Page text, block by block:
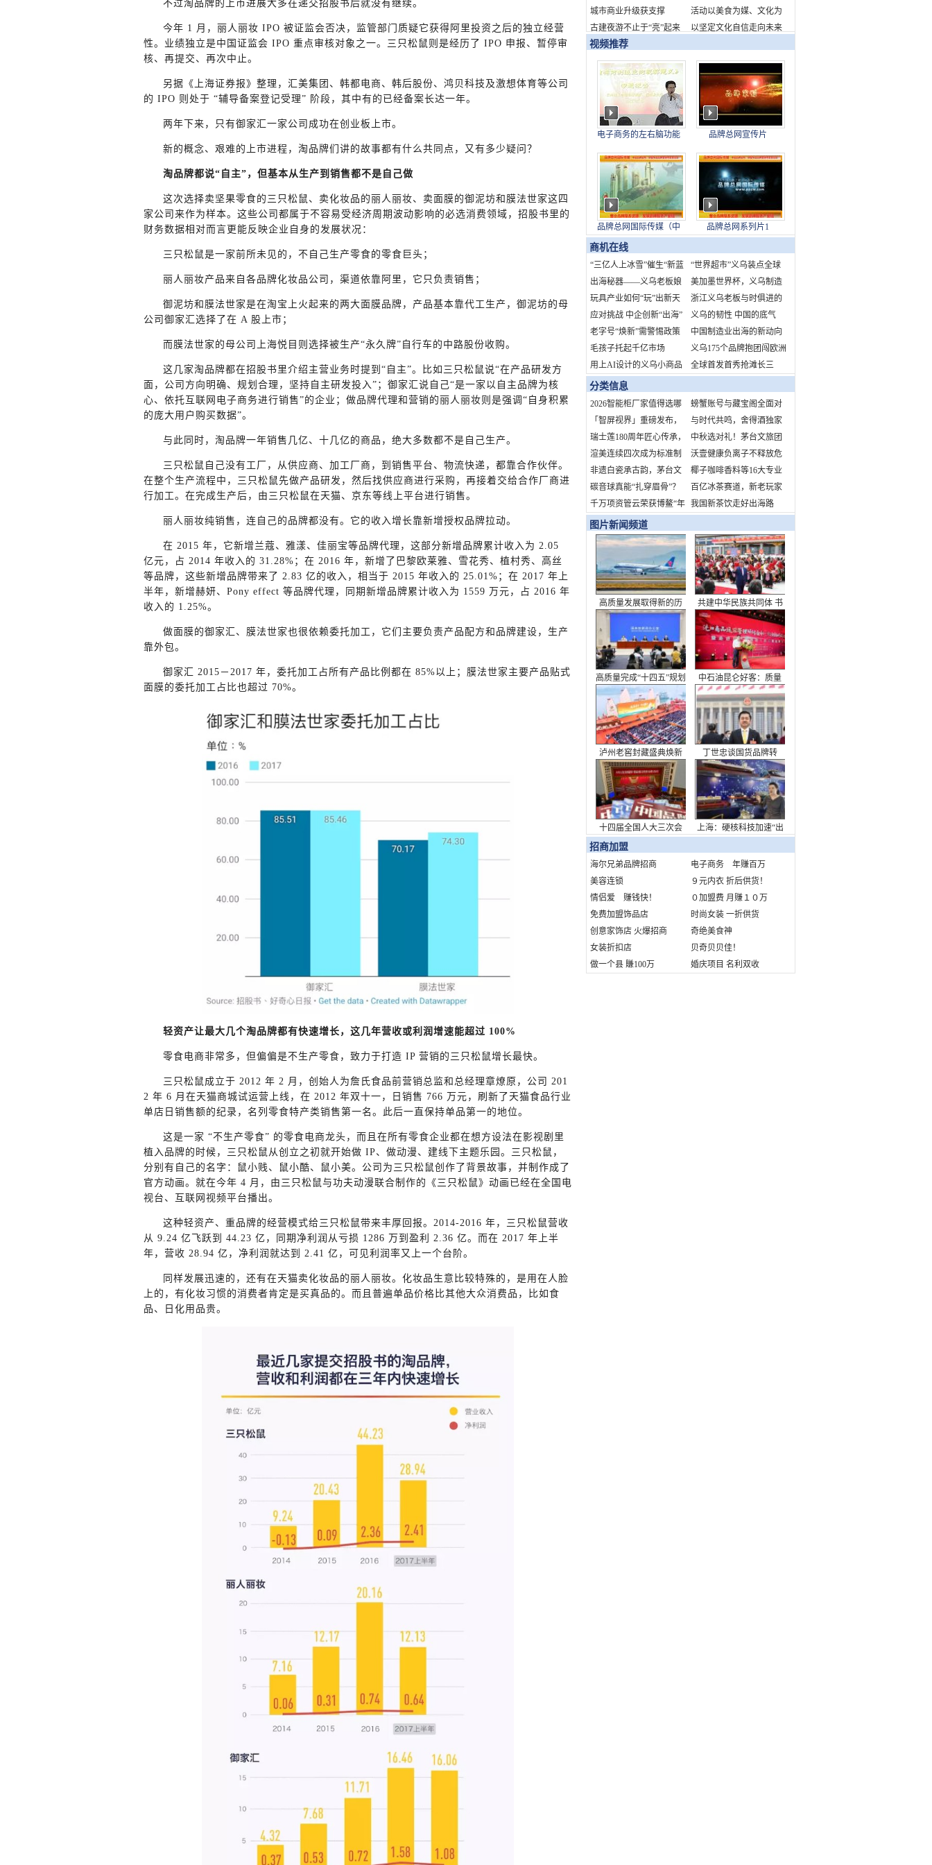
不过淘品牌的上市进展大多在递交招股书后就没有继续。
今年 1 月，丽人丽妆 IPO 被证监会否决，监管部门质疑它获得阿里投资之后的独立经营
性。业绩独立是中国证监会 IPO 重点审核对象之一。三只松鼠则是经历了 IPO 申报、暂停审
核、再提交、再次中止。
另据《上海证券报》整理，汇美集团、韩都电商、韩后股份、鸿贝科技及激想体育等公司
的 IPO 则处于 “辅导备案登记受理” 阶段，其中有的已经备案长达一年。
两年下来，只有御家汇一家公司成功在创业板上市。
新的概念、艰难的上市进程，淘品牌们讲的故事都有什么共同点，又有多少疑问？
淘品牌都说“自主”，但基本从生产到销售都不是自己做
这次选择卖坚果零食的三只松鼠、卖化妆品的丽人丽妆、卖面膜的御泥坊和膜法世家这四
家公司来作为样本。这些公司都属于不容易受经济周期波动影响的必选消费领域，招股书里的
财务数据相对而言更能反映企业自身的发展状况：
三只松鼠是一家前所未见的，不自己生产零食的零食巨头；
丽人丽妆产品来自各品牌化妆品公司，渠道依靠阿里，它只负责销售；
御泥坊和膜法世家是在淘宝上火起来的两大面膜品牌，产品基本靠代工生产，御泥坊的母
公司御家汇选择了在 A 股上市；
而膜法世家的母公司上海悦目则选择被生产“永久牌”自行车的中路股份收购。
这几家淘品牌都在招股书里介绍主营业务时提到“自主”。比如三只松鼠说“在产品研发方
面，公司方向明确、规划合理，坚持自主研发投入”；御家汇说自己“是一家以自主品牌为核
心、依托互联网电子商务进行销售”的企业；做品牌代理和营销的丽人丽妆则是强调“自身积累
的庞大用户购买数据”。
与此同时，淘品牌一年销售几亿、十几亿的商品，绝大多数都不是自己生产。
三只松鼠自己没有工厂，从供应商、加工厂商，到销售平台、物流快递，都靠合作伙伴。
在整个生产流程中，三只松鼠先做产品研发，然后找供应商进行采购，再接着交给合作厂商进
行加工。在完成生产后，由三只松鼠在天猫、京东等线上平台进行销售。
丽人丽妆纯销售，连自己的品牌都没有。它的收入增长靠新增授权品牌拉动。
在 2015 年，它新增兰蔻、雅漾、佳丽宝等品牌代理，这部分新增品牌累计收入为 2.05
亿元，占 2014 年收入的 31.28%；在 2016 年，新增了巴黎欧莱雅、雪花秀、植村秀、高丝
等品牌，这些新增品牌带来了 2.83 亿的收入，相当于 2015 年收入的 25.01%；在 2017 年上
半年，新增赫妍、Pony effect 等品牌代理，同期新增品牌累计收入为 1559 万元，占 2016 年
收入的 1.25%。
做面膜的御家汇、膜法世家也很依赖委托加工，它们主要负责产品配方和品牌建设，生产
靠外包。
御家汇 2015－2017 年，委托加工占所有产品比例都在 85%以上；膜法世家主要产品贴式
面膜的委托加工占比也超过 70%。
轻资产让最大几个淘品牌都有快速增长，这几年营收或利润增速能超过 100%
零食电商非常多，但偏偏是不生产零食，致力于打造 IP 营销的三只松鼠增长最快。
三只松鼠成立于 2012 年 2 月，创始人为詹氏食品前营销总监和总经理章燎原，公司 201
2 年 6 月在天猫商城试运营上线，在 2012 年双十一，日销售 766 万元，刷新了天猫食品行业
单店日销售额的纪录，名列零食特产类销售第一名。此后一直保持单品第一的地位。
这是一家 “不生产零食” 的零食电商龙头，而且在所有零食企业都在想方设法在影视剧里
植入品牌的时候，三只松鼠从创立之初就开始做 IP、做动漫、建线下主题乐园。三只松鼠，
分别有自己的名字：鼠小贱、鼠小酷、鼠小美。公司为三只松鼠创作了背景故事，并制作成了
官方动画。就在今年 4 月，由三只松鼠与功夫动漫联合制作的《三只松鼠》动画已经在全国电
视台、互联网视频平台播出。
这种轻资产、重品牌的经营模式给三只松鼠带来丰厚回报。2014-2016 年，三只松鼠营收
从 9.24 亿飞跃到 44.23 亿，同期净利润从亏损 1286 万到盈利 2.36 亿。而在 2017 年上半
年，营收 28.94 亿，净利润就达到 2.41 亿，可见利润率又上一个台阶。
同样发展迅速的，还有在天猫卖化妆品的丽人丽妆。化妆品生意比较特殊的，是用在人脸
上的，有化妆习惯的消费者肯定是买真品的。而且普遍单品价格比其他大众消费品，比如食
品、日化用品贵。
千瓦时
新消费 新品牌标识发布
城市商业升级获支撑
活动以美食为媒、文化为
桥，全面展现了成都的城
古建夜游不止于“亮”起来
以坚定文化自信走向未来
百年之际
视频推荐
电子商务的左右脑功能
的现实意义
品牌总网宣传片
品牌总网国际传媒（中
国）股份发展有限公司
品牌总网系列片1
商机在线
“三亿人上冰雪”催生“新蓝
海”：中国为世界冰雪产业
发展创造新机遇
“世界超市”义乌装点全球
快乐节庆
出海秘器——义乌老板娘
的全球市场故事
美加墨世界杯，义乌制造
来了！
玩具产业如何“玩”出新天
地？
浙江义乌老板与时俱进的
生意经：在大数据里觅商
机
应对挑战 中企创新“出海”
拓市场
义乌的韧性 中国的底气
老字号“焕新”需警惕政策
依赖症与文化空心化
中国制造业出海的新动向
新挑战新机遇
毛孩子托起千亿市场
义乌175个品牌抱团闯欧洲
用上AI设计的义乌小商品
火了！蛇年开市吸引海外
订单
全球首发首秀抢滩长三
分类信息
2026智能柜厂家值得选哪
家？
螃蟹账号与藏宝阁全面对
比
「智屏视界」重磅发布，
开启OTT营销新纪元
与时代共鸣，舍得酒独家
冠名“时代人物致敬盛
典”，诠释当代舍得精神
瑞士莲180周年匠心传承，
定制熊猫巧克力献礼中国
中秋选对礼！茅台文旅团
圆季礼盒：品牌硬、工艺
精、心意足
渲美连续四次成为标准制
定参与单位！引领行业标
杆！
沃壹健康负离子不释放危
害健康的臭氧、正离子，
不形成静电场
非遗白瓷承古韵，茅台文
旅2025年中秋团圆季文创
礼盒即将亮相——以器载
道，重构节日文化新内涵
椰子咖啡香料等16大专业
展区！
碳音球真能“扎穿眉骨”？
科学拆解运动损伤谣言
百亿冰茶赛道，新老玩家
争锋
千万项资管云荣获博鳌“年
度影响力不动产资管数字
化服务商”
我国新茶饮走好出海路
图片新闻频道
高质量发展取得新的历
史性成就——从“十四五”
看中国答卷
共建中华民族共同体 书
写美丽西藏新篇章
高质量完成“十四五”规划
系列主题新闻发布会
中石油昆仑好客：质量
筑强根基，非油业务迈
向新高度
泸州老窖封藏盛典焕新
表达 致敬浓香出海110周
年
丁世忠谈国货品牌转
型：承担起消费升级需
求重任
十四届全国人大三次会
议开幕会在京举行
上海：硬核科技加速“出
招商加盟
海尔兄弟品牌招商
电子商务 年赚百万
美容连锁
９元内衣 折后供货！
情侣爱 赚钱快！
０加盟费 月赚１０万
免费加盟饰品店
时尚女装 一折供货
创意家饰店 火爆招商
奇绝美食神
女装折扣店
贝奇贝贝佳！
做一个县 賺100万
婚庆项目 名利双收